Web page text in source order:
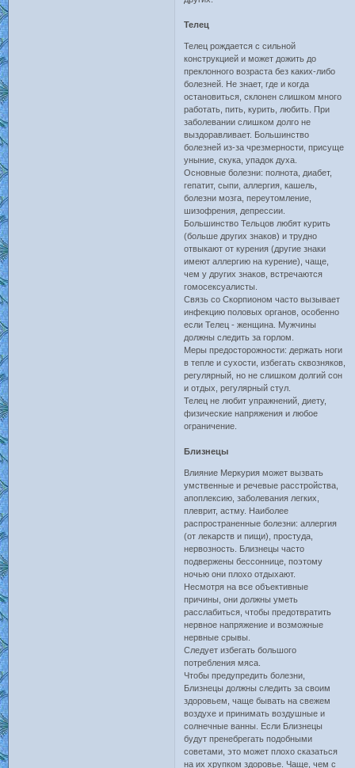
Телец
Телец рождается с сильной
конструкцией и может дожить до
преклонного возраста без каких-либо
болезней. Не знает, где и когда
остановиться, склонен слишком много
работать, пить, курить, любить. При
заболевании слишком долго не
выздоравливает. Большинство
болезней из-за чрезмерности, присуще
уныние, скука, упадок духа.
Основные болезни: полнота, диабет,
гепатит, сыпи, аллергия, кашель,
болезни мозга, переутомление,
шизофрения, депрессии.
Большинство Тельцов любят курить
(больше других знаков) и трудно
отвыкают от курения (другие знаки
имеют аллергию на курение), чаще,
чем у других знаков, встречаются
гомосексуалисты.
Связь со Скорпионом часто вызывает
инфекцию половых органов, особенно
если Телец - женщина. Мужчины
должны следить за горлом.
Меры предосторожности: держать ноги
в тепле и сухости, избегать сквозняков,
регулярный, но не слишком долгий сон
и отдых, регулярный стул.
Телец не любит упражнений, диету,
физические напряжения и любое
ограничение.
Близнецы
Влияние Меркурия может вызвать
умственные и речевые расстройства,
апоплексию, заболевания легких,
плеврит, астму. Наиболее
распространенные болезни: аллергия
(от лекарств и пищи), простуда,
нервозность. Близнецы часто
подвержены бессоннице, поэтому
ночью они плохо отдыхают.
Несмотря на все объективные
причины, они должны уметь
расслабиться, чтобы предотвратить
нервное напряжение и возможные
нервные срывы.
Следует избегать большого
потребления мяса.
Чтобы предупредить болезни,
Близнецы должны следить за своим
здоровьем, чаще бывать на свежем
воздухе и принимать воздушные и
солнечные ванны. Если Близнецы
будут пренебрегать подобными
советами, это может плохо сказаться
на их хрупком здоровье. Чаще, чем с